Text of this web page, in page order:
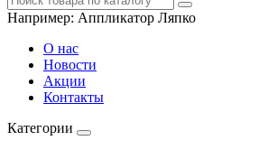
Например: Аппликатор Ляпко
О нас
Новости
Акции
Контакты
Категории